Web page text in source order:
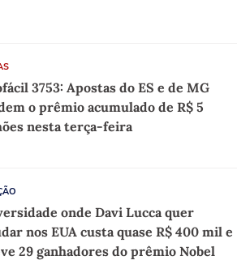
3753: Apostas do ES e de MG
o prêmio acumulado de R$ 5
nesta terça-feira
onde Davi Lucca quer
nos EUA custa quase R$ 400 mil e
29 ganhadores do prêmio Nobel